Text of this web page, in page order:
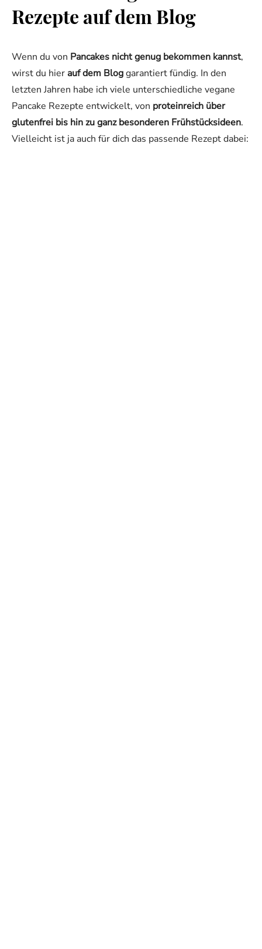
Rezepte auf dem Blog
Wenn du von Pancakes nicht genug bekommen kannst,
wirst du hier auf dem Bloggarantiert fündig. In den
letzten Jahren habe ich viele unterschiedliche vegane
Pancake Rezepte entwickelt, von proteinreich über
glutenfrei bis hin zu ganz besonderen Frühstücksideen.
Vielleicht ist ja auch für dich das passende Rezept dabei: